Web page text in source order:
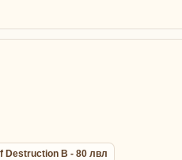
Destruction B - 80 лвл